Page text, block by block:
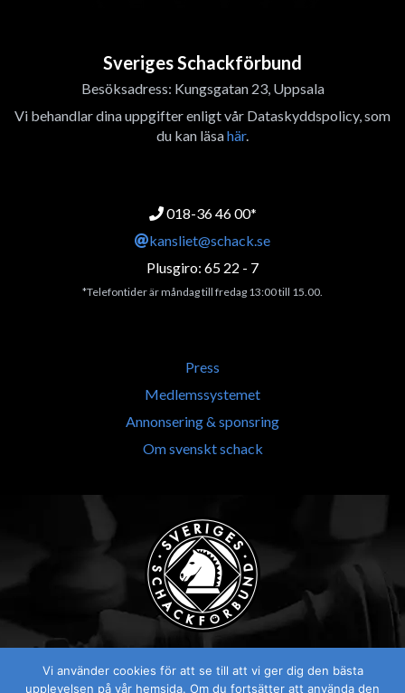
Sveriges Schackförbund
Besöksadress: Kungsgatan 23, Uppsala
Vi behandlar dina uppgifter enligt vår Dataskyddspolicy, som
du kan läsahär.
018-36 46 00*
kansliet@schack.se
Plusgiro: 65 22 - 7
*Telefontider är måndag till fredag 13:00 till 15.00.
Press
Medlemssystemet
Annonsering & sponsring
Om svenskt schack
Vi använder cookies för att se till att vi ger dig den bästa
upplevelsen på vår hemsida. Om du fortsätter att använda den